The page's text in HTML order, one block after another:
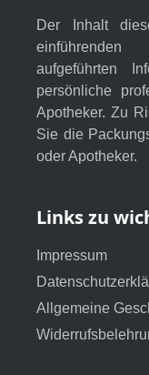
Der Inhalt
aufgeführten
persönliche
Apotheker. Zu
Sie die
oder Apotheker.
Links zu
Impressum
Allgemeine